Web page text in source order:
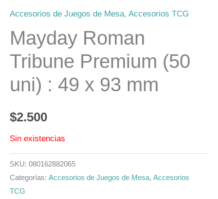
Accesorios de Juegos de Mesa, Accesorios TCG
Mayday Roman
Tribune Premium (50
uni) : 49 x 93 mm
$2.500
Sin existencias
SKU: 080162882065
Categorías: Accesorios de Juegos de Mesa, Accesorios
TCG